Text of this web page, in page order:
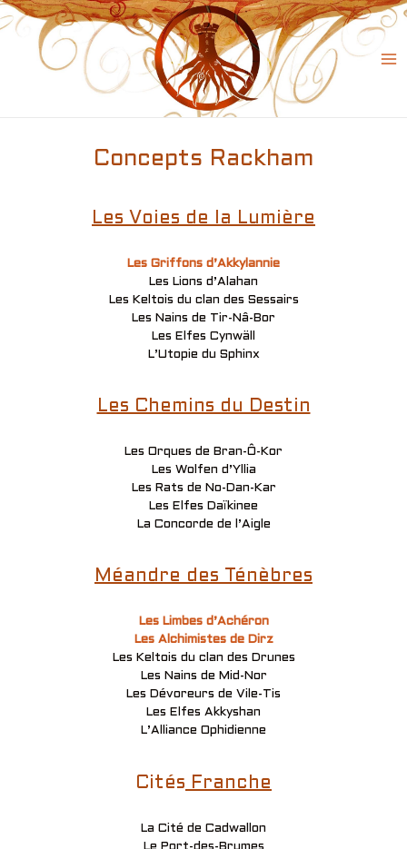
Skip
to
content
Concepts Rackham
Les Voies de la Lumière
Les Griffons d’Akkylannie
Les Lions d’Alahan
Les Keltois du clan des Sessairs
Les Nains de Tir-Nâ-Bor
Les Elfes Cynwäll
L’Utopie du Sphinx
Les Chemins du Destin
Les Orques de Bran-Ô-Kor
Les Wolfen d’Yllia
Les Rats de No-Dan-Kar
Les Elfes Daïkinee
La Concorde de l’Aigle
Méandre des Ténèbres
Les Limbes d’Achéron
Les Alchimistes de Dirz
Les Keltois du clan des Drunes
Les Nains de Mid-Nor
Les Dévoreurs de Vile-Tis
Les Elfes Akkyshan
L’Alliance Ophidienne
Cités Franche
La Cité de Cadwallon
Le Port-des-Brumes